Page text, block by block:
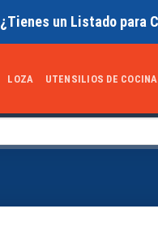
¿Tienes un Listado para
LOZA UTENSILIOS DE COCINA